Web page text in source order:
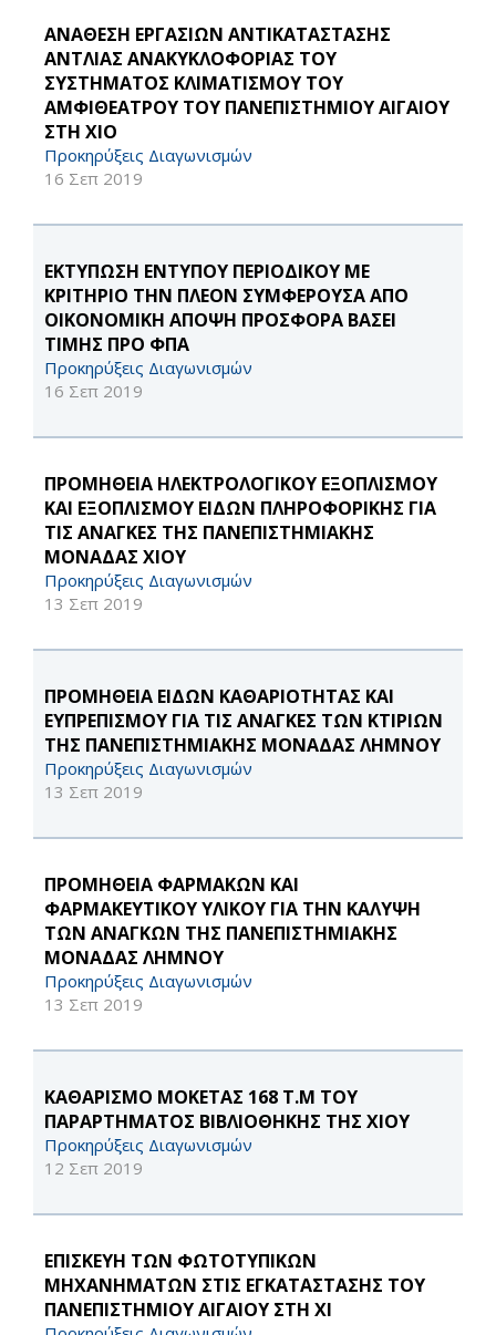
ΑΝΑΘΕΣΗ ΕΡΓΑΣΙΩΝ ΑΝΤΙΚΑΤΑΣΤΑΣΗΣ
ΑΝΤΛΙΑΣ ΑΝΑΚΥΚΛΟΦΟΡΙΑΣ ΤΟΥ
ΣΥΣΤΗΜΑΤΟΣ ΚΛΙΜΑΤΙΣΜΟΥ ΤΟΥ
ΑΜΦΙΘΕΑΤΡΟΥ ΤΟΥ ΠΑΝΕΠΙΣΤΗΜΙΟΥ ΑΙΓΑΙΟΥ
ΣΤΗ ΧΙΟ
Προκηρύξεις Διαγωνισμών
16 Σεπ 2019
ΕΚΤΥΠΩΣΗ ΕΝΤΥΠΟΥ ΠΕΡΙΟΔΙΚΟΥ ΜΕ
ΚΡΙΤΗΡΙΟ ΤΗΝ ΠΛΕΟΝ ΣΥΜΦΕΡΟΥΣΑ ΑΠΟ
ΟΙΚΟΝΟΜΙΚΗ ΑΠΟΨΗ ΠΡΟΣΦΟΡΑ ΒΑΣΕΙ
ΤΙΜΗΣ ΠΡΟ ΦΠΑ
Προκηρύξεις Διαγωνισμών
16 Σεπ 2019
ΠΡΟΜΗΘΕΙΑ ΗΛΕΚΤΡΟΛΟΓΙΚΟΥ ΕΞΟΠΛΙΣΜΟΥ
ΚΑΙ ΕΞΟΠΛΙΣΜΟΥ ΕΙΔΩΝ ΠΛΗΡΟΦΟΡΙΚΗΣ ΓΙΑ
ΤΙΣ ΑΝΑΓΚΕΣ ΤΗΣ ΠΑΝΕΠΙΣΤΗΜΙΑΚΗΣ
ΜΟΝΑΔΑΣ ΧΙΟΥ
Προκηρύξεις Διαγωνισμών
13 Σεπ 2019
ΠΡΟΜΗΘΕΙΑ ΕΙΔΩΝ ΚΑΘΑΡΙΟΤΗΤΑΣ ΚΑΙ
ΕΥΠΡΕΠΙΣΜΟΥ ΓΙΑ ΤΙΣ ΑΝΑΓΚΕΣ ΤΩΝ ΚΤΙΡΙΩΝ
ΤΗΣ ΠΑΝΕΠΙΣΤΗΜΙΑΚΗΣ ΜΟΝΑΔΑΣ ΛΗΜΝΟΥ
Προκηρύξεις Διαγωνισμών
13 Σεπ 2019
ΠΡΟΜΗΘΕΙΑ ΦΑΡΜΑΚΩΝ ΚΑΙ
ΦΑΡΜΑΚΕΥΤΙΚΟΥ ΥΛΙΚΟΥ ΓΙΑ ΤΗΝ ΚΑΛΥΨΗ
ΤΩΝ ΑΝΑΓΚΩΝ ΤΗΣ ΠΑΝΕΠΙΣΤΗΜΙΑΚΗΣ
ΜΟΝΑΔΑΣ ΛΗΜΝΟΥ
Προκηρύξεις Διαγωνισμών
13 Σεπ 2019
ΚΑΘΑΡΙΣΜΟ ΜΟΚΕΤΑΣ 168 Τ.Μ ΤΟΥ
ΠΑΡΑΡΤΗΜΑΤΟΣ ΒΙΒΛΙΟΘΗΚΗΣ ΤΗΣ ΧΙΟΥ
Προκηρύξεις Διαγωνισμών
12 Σεπ 2019
ΕΠΙΣΚΕΥΗ ΤΩΝ ΦΩΤΟΤΥΠΙΚΩΝ
ΜΗΧΑΝΗΜΑΤΩΝ ΣΤΙΣ ΕΓΚΑΤΑΣΤΑΣΗΣ ΤΟΥ
ΠΑΝΕΠΙΣΤΗΜΙΟΥ ΑΙΓΑΙΟΥ ΣΤΗ ΧΙ